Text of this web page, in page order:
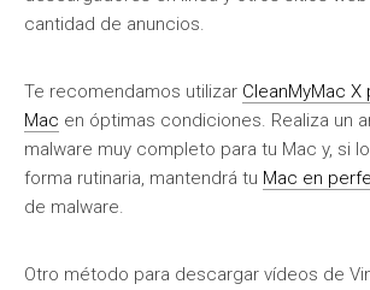
cantidad de anuncios.
Te recomendamos utilizar CleanMyMac
Mac en óptimas condiciones. Realiza un
malware muy completo para tu Mac y, si
forma rutinaria, mantendrá tu Mac en
de malware.
Otro método para descargar vídeos de